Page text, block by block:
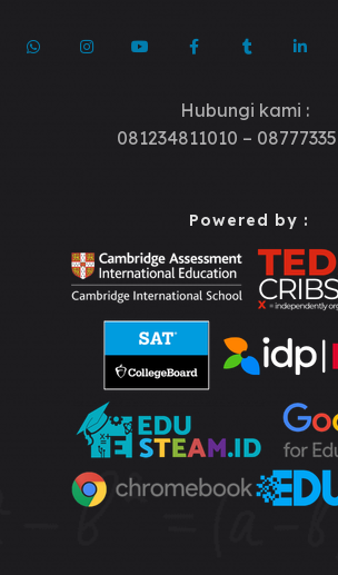
Hubungi kami :
081234811010 –
Powered by :